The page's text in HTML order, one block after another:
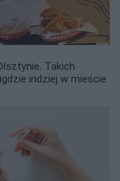
Takich
indziej w mieście